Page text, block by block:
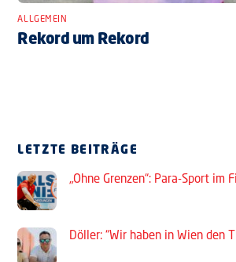
ALLGEMEIN
Rekord um Rekord
LETZTE BEITRÄGE
„Ohne Grenzen“: Para-Sport im
Döller: “Wir haben in Wien den